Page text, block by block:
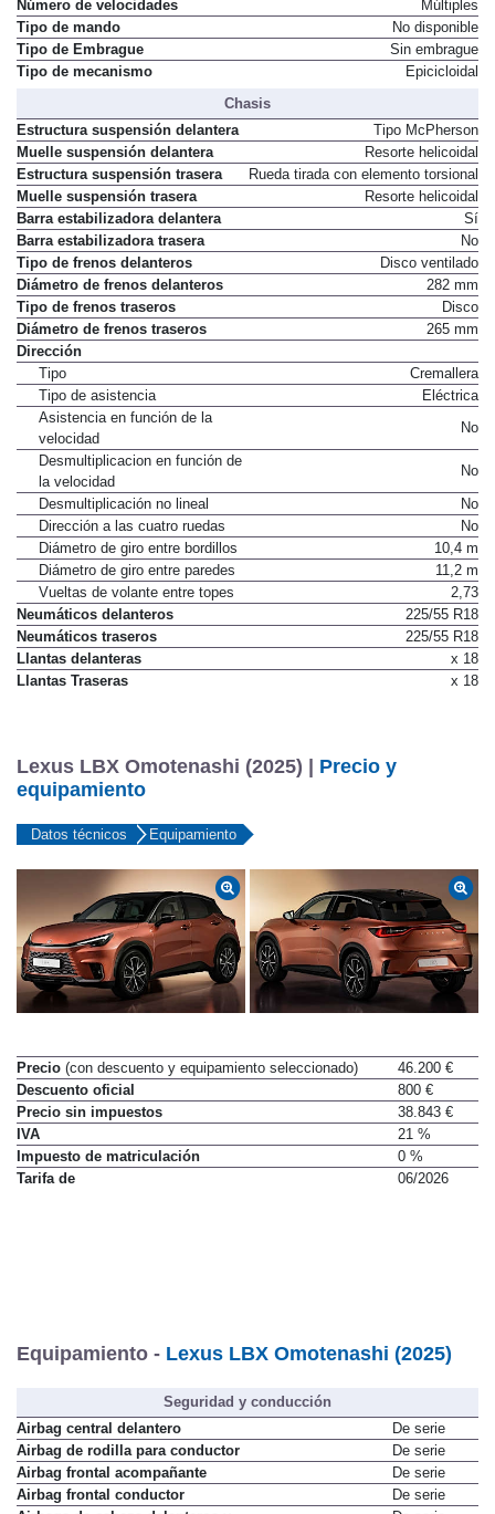
Número de velocidades
Múltiples
Tipo de mando
No disponible
Tipo de Embrague
Sin embrague
Tipo de mecanismo
Epicicloidal
Chasis
Estructura suspensión delantera
Tipo McPherson
Muelle suspensión delantera
Resorte helicoidal
Estructura suspensión trasera
Rueda tirada con elemento torsional
Muelle suspensión trasera
Resorte helicoidal
Barra estabilizadora delantera
Sí
Barra estabilizadora trasera
No
Tipo de frenos delanteros
Disco ventilado
Diámetro de frenos delanteros
282 mm
Tipo de frenos traseros
Disco
Diámetro de frenos traseros
265 mm
Dirección
Tipo
Cremallera
Tipo de asistencia
Eléctrica
Asistencia en función de la
velocidad
No
Desmultiplicacion en función de
la velocidad
No
Desmultiplicación no lineal
No
Dirección a las cuatro ruedas
No
Diámetro de giro entre bordillos
10,4 m
Diámetro de giro entre paredes
11,2 m
Vueltas de volante entre topes
2,73
Neumáticos delanteros
225/55 R18
Neumáticos traseros
225/55 R18
Llantas delanteras
x 18
Llantas Traseras
x 18
Lexus LBX Omotenashi (2025) | Precio y
equipamiento
Datos técnicos Equipamiento
Precio (con descuento y equipamiento seleccionado)
46.200 €
Descuento oficial
800 €
Precio sin impuestos
38.843 €
IVA
21 %
Impuesto de matriculación
0 %
Tarifa de
06/2026
Equipamiento - Lexus LBX Omotenashi (2025)
Seguridad y conducción
Airbag central delantero
De serie
Airbag de rodilla para conductor
De serie
Airbag frontal acompañante
De serie
Airbag frontal conductor
De serie